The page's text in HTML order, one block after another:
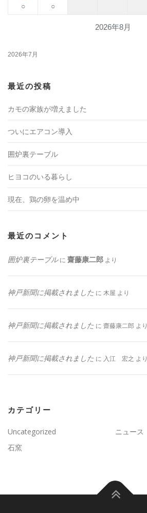
2026年8月
○ ○
2026年7月
最近の投稿
カモの家族が増えました
ついにエアコン導入
囲炉裏テーブル
ヒヨコのいる暮らし
現在、鶏の卵を温め中
最近のコメント
囲炉裏テーブルに 齋藤康二郎 より
神戸新聞に掲載されました に 木屋 より
神戸新聞に掲載されました に 齋藤康二郎 より
神戸新聞に掲載されました に 入江 宏之 より
カテゴリー
Uncategorized
ニュース
石窯